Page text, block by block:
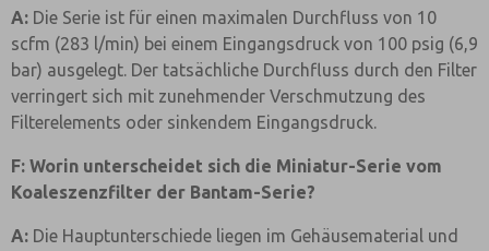
A: Die Serie ist für einen maximalen Durchfluss von 10
scfm (283 l/min) bei einem Eingangsdruck von 100 psig (6,9
bar) ausgelegt. Der tatsächliche Durchfluss durch den Filter
verringert sich mit zunehmender Verschmutzung des
Filterelements oder sinkendem Eingangsdruck.
F: Worin unterscheidet sich die Miniatur-Serie vom
Koaleszenzfilter der Bantam-Serie?
A: Die Hauptunterschiede liegen im Gehäusematerial und